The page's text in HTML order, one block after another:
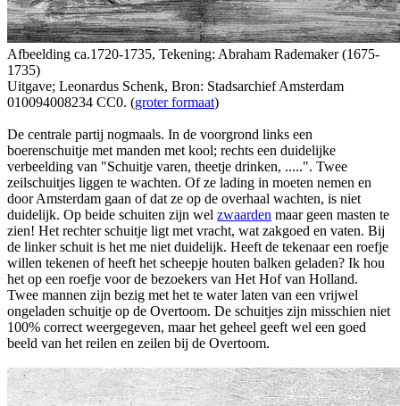
Afbeelding ca.1720-1735, Tekening: Abraham Rademaker (1675-
1735)
Uitgave; Leonardus Schenk, Bron: Stadsarchief Amsterdam
010094008234 CC0. (groter formaat)
De centrale partij nogmaals. In de voorgrond links een
boerenschuitje met manden met kool; rechts een duidelijke
verbeelding van "Schuitje varen, theetje drinken, .....". Twee
zeilschuitjes liggen te wachten. Of ze lading in moeten nemen en
door Amsterdam gaan of dat ze op de overhaal wachten, is niet
duidelijk. Op beide schuiten zijn wel zwaarden maar geen masten te
zien! Het rechter schuitje ligt met vracht, wat zakgoed en vaten. Bij
de linker schuit is het me niet duidelijk. Heeft de tekenaar een roefje
willen tekenen of heeft het scheepje houten balken geladen? Ik hou
het op een roefje voor de bezoekers van Het Hof van Holland.
Twee mannen zijn bezig met het te water laten van een vrijwel
ongeladen schuitje op de Overtoom. De schuitjes zijn misschien niet
100% correct weergegeven, maar het geheel geeft wel een goed
beeld van het reilen en zeilen bij de Overtoom.